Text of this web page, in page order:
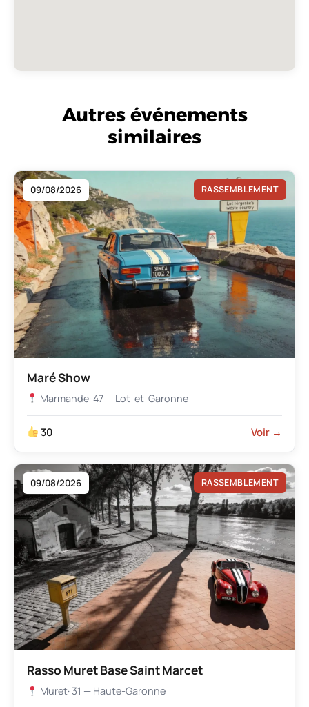
Autres événements
similaires
09/08/2026 RASSEMBLEMENT
Maré Show
Marmande· 47 — Lot-et-Garonne
30 Voir →
09/08/2026 RASSEMBLEMENT
Rasso Muret Base Saint Marcet
Muret· 31 — Haute-Garonne